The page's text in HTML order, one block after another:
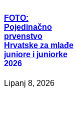
FOTO:
Pojedinačno
prvenstvo
Hrvatske za mlađe
juniore i juniorke
2026
Lipanj 8, 2026